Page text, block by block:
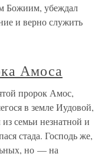
Божиим, убеждал
и верно служить
Амоса
пророк Амос,
в земле Иудовой,
семьи незнатной и
стада. Господь же,
но — на